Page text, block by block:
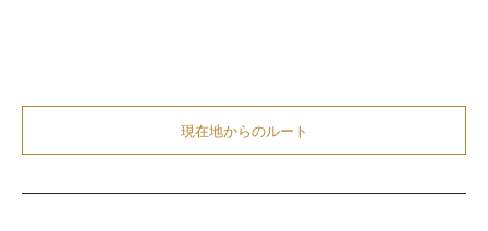
現在地からのルート